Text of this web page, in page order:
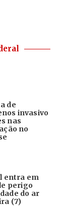
de
invasivo
nas
no
entra em
perigo
do ar
(7)